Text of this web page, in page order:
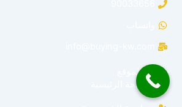
خريطة الموقع
الصفحة الرئيسية